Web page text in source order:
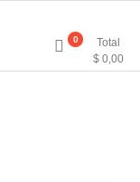
0
Total
$ 0,00